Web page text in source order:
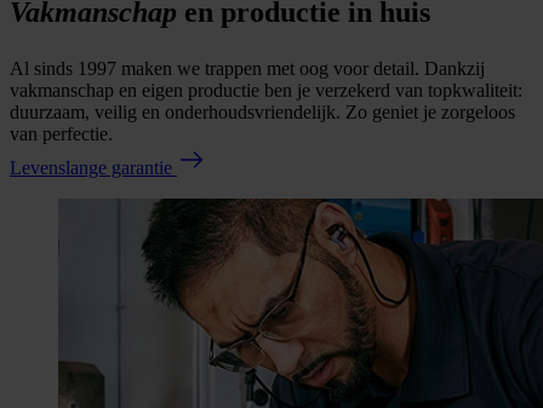
Vakmanschap en productie in huis
Al sinds 1997 maken we trappen met oog voor detail. Dankzij
vakmanschap en eigen productie ben je verzekerd van topkwaliteit:
duurzaam, veilig en onderhoudsvriendelijk. Zo geniet je zorgeloos
van perfectie.
Levenslange garantie